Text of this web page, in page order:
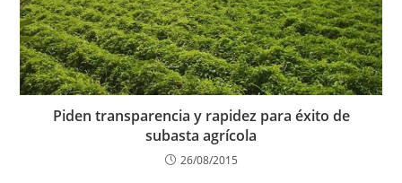
Piden transparencia y rapidez para éxito de
subasta agrícola
26/08/2015